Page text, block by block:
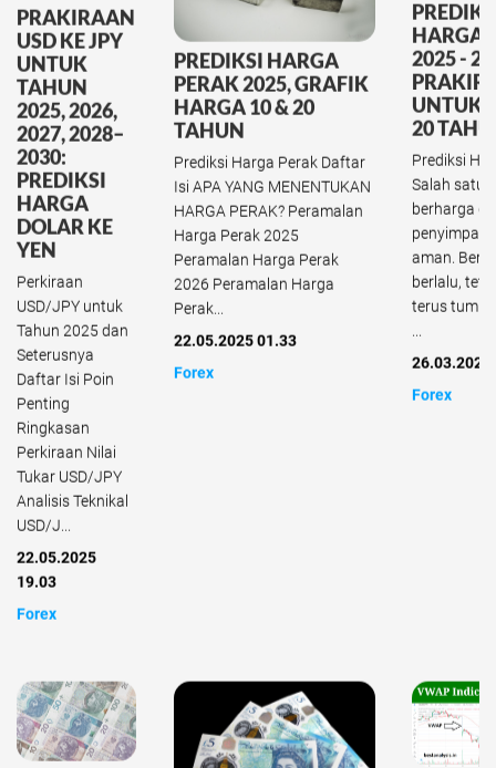
PRAKIRAAN
USD KE JPY
UNTUK
TAHUN
2025, 2026,
2027, 2028–
2030:
PREDIKSI
HARGA
DOLAR KE
YEN
Perkiraan
USD/JPY untuk
Tahun 2025 dan
Seterusnya
Daftar Isi Poin
Penting
Ringkasan
Perkiraan Nilai
Tukar USD/JPY
Analisis Teknikal
USD/J...
22.05.2025
19.03
Forex
PREDIKSI HARGA
PERAK 2025, GRAFIK
HARGA 10 & 20
TAHUN
Prediksi Harga Perak Daftar
Isi APA YANG MENENTUKAN
HARGA PERAK? Peramalan
Harga Perak 2025
Peramalan Harga Perak
2026 Peramalan Harga
Perak...
22.05.2025 01.33
Forex
HARGA
2025 -
UNTUK
20
Prediksi
Salah satu
berharga
aman.
berlalu,
terus
...
26.03.2025
Forex